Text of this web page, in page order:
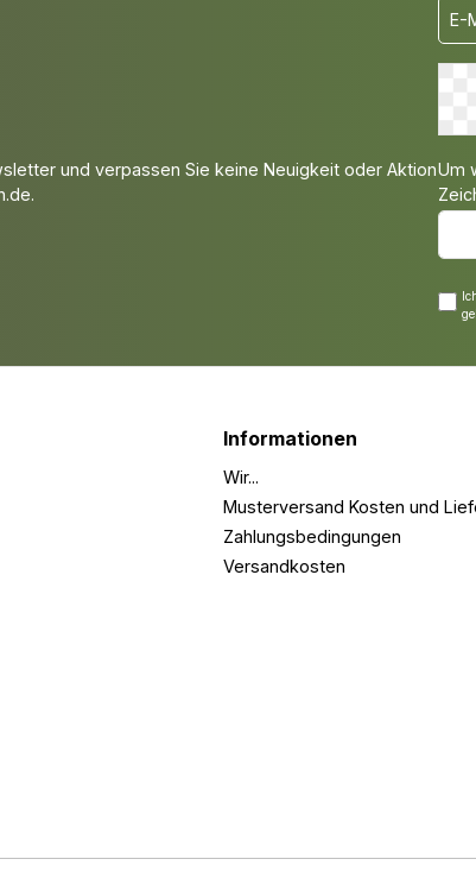
und verpassen Sie keine Neuigkeit oder AktionUm
Informationen
Wir...
Musterversand Kosten und
Zahlungsbedingungen
Versandkosten